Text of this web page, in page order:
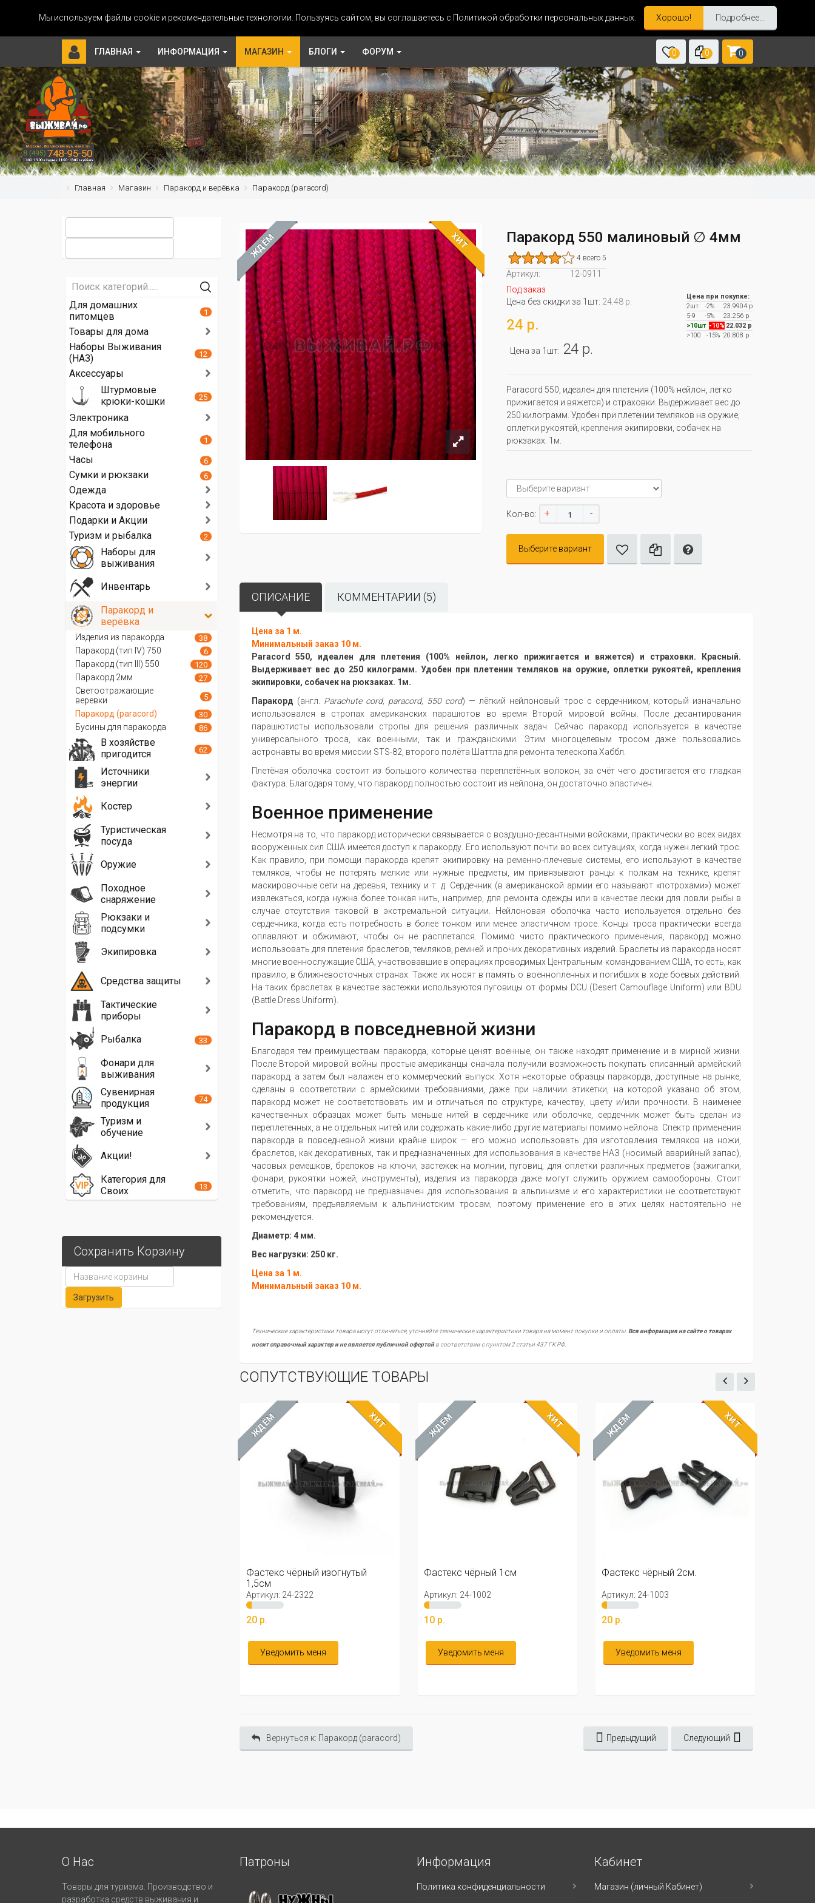
Мы используем файлы cookie и рекомендательные технологии. Пользуясь сайтом, вы соглашаетесь с Политикой обработки персональных данных. Хорошо! Подробнее...
ГЛАВНАЯ ИНФОРМАЦИЯ МАГАЗИН БЛОГИ ФОРУМ 0 0 0
Главная Магазин Паракорд и верёвка Паракорд (paracord)
ЖДЁМ ХИТ Паракорд 550 малиновый ∅ 4мм
4 всего 5
Артикул:
12-0911
Под заказ
Цена без скидки за 1шт: 24.48 р.
24 р.
Цена за 1шт: 24 р.
Цена при покупке:
2шт
-2%
23.9904 р
5-9
-5%
23.256 р
>10шт -10% 22.032 р
>100
-15%20.808 р
Paracord 550, идеален для плетения (100% нейлон, легко
прижигается и вяжется) и страховки. Выдерживает вес до
250 килограмм. Удобен при плетении темляков на оружие,
оплетки рукоятей, крепления экипировки, собачек на
рюкзаках. 1м.
Кол-во: + -
Выберите вариант
ОПИСАНИЕ КОММЕНТАРИИ (5)
Цена за 1 м.
Минимальный заказ 10 м.
Paracord 550, идеален для плетения (100% нейлон, легко прижигается и вяжется) и страховки. Красный.
Выдерживает вес до 250 килограмм. Удобен при плетении темляков на оружие, оплетки рукоятей, крепления
экипировки, собачек на рюкзаках. 1м.
Паракорд (англ. Parachute cord, paracord, 550 cord) — лёгкий нейлоновый трос с сердечником, который изначально
использовался в стропах американских парашютов во время Второй мировой войны. После десантирования
парашютисты использовали стропы для решения различных задач. Сейчас паракорд используется в качестве
универсального троса, как военными, так и гражданскими. Этим многоцелевым тросом даже пользовались
астронавты во время миссии STS-82, второго полёта Шаттла для ремонта телескопа Хаббл.
Плетёная оболочка состоит из большого количества переплетённых волокон, за счёт чего достигается его гладкая
фактура. Благодаря тому, что паракорд полностью состоит из нейлона, он достаточно эластичен.
Военное применение
Несмотря на то, что паракорд исторически связывается с воздушно-десантными войсками, практически во всех видах
вооруженных сил США имеется доступ к паракорду. Его используют почти во всех ситуациях, когда нужен легкий трос.
Как правило, при помощи паракорда крепят экипировку на ременно-плечевые системы, его используют в качестве
темляков, чтобы не потерять мелкие или нужные предметы, им привязывают ранцы к полкам на технике, крепят
маскировочные сети на деревья, технику и т. д. Сердечник (в американской армии его называют «потрохами») может
извлекаться, когда нужна более тонкая нить, например, для ремонта одежды или в качестве лески для ловли рыбы в
случае отсутствия таковой в экстремальной ситуации. Нейлоновая оболочка часто используется отдельно без
сердечника, когда есть потребность в более тонком или менее эластичном тросе. Концы троса практически всегда
оплавляют и обжимают, чтобы он не расплетался. Помимо чисто практического применения, паракорд можно
использовать для плетения браслетов, темляков, ремней и прочих декоративных изделий. Браслеты из паракорда носят
многие военнослужащие США, участвовавшие в операциях проводимых Центральным командованием США, то есть, как
правило, в ближневосточных странах. Также их носят в память о военнопленных и погибших в ходе боевых действий.
На таких браслетах в качестве застежки используются пуговицы от формы DCU (Desert Camouflage Uniform) или BDU
(Battle Dress Uniform).
Паракорд в повседневной жизни
Благодаря тем преимуществам паракорда, которые ценят военные, он также находят применение и в мирной жизни.
После Второй мировой войны простые американцы сначала получили возможность покупать списанный армейский
паракорд, а затем был налажен его коммерческий выпуск. Хотя некоторые образцы паракорда, доступные на рынке,
сделаны в соответствии с армейскими требованиями, даже при наличии этикетки, на которой указано об этом,
паракорд может не соответствовать им и отличаться по структуре, качеству, цвету и/или прочности. В наименее
качественных образцах может быть меньше нитей в сердечнике или оболочке, сердечник может быть сделан из
переплетенных, а не отдельных нитей или содержать какие-либо другие материалы помимо нейлона. Спектр применения
паракорда в повседневной жизни крайне широк — его можно использовать для изготовления темляков на ножи,
браслетов, как декоративных, так и предназначенных для использования в качестве НАЗ (носимый аварийный запас),
часовых ремешков, брелоков на ключи, застежек на молнии, пуговиц, для оплетки различных предметов (зажигалки,
фонари, рукоятки ножей, инструменты), изделия из паракорда даже могут служить оружием самообороны. Стоит
отметить, что паракорд не предназначен для использования в альпинизме и его характеристики не соответствуют
требованиям, предъявляемым к альпинистским тросам, поэтому применение его в этих целях настоятельно не
рекомендуется.
Диаметр: 4 мм.
Вес нагрузки: 250 кг.
Цена за 1 м.
Минимальный заказ 10 м.
Технические характеристики товара могут отличаться, уточняйте технические характеристики товара на момент покупки и оплаты.Вся информация на сайте о товарах
носит справочный характер и не является публичной офертойв соответствии с пунктом 2 статьи 437 ГК РФ.
СОПУТСТВУЮЩИЕ ТОВАРЫ
ЖДЁМ ХИТ
Фастекс чёрный 1см
Артикул: 24-1002
10 р.
Уведомить меня
ЖДЁМ ХИТ
Фастекс чёрный 2см.
Артикул: 24-1003
20 р.
Уведомить меня
ЖДЁМ ХИТ
Бусина железная на паракорд
Артикул: 24-2449
28 р.
Уведомить меня
Вернуться к: Паракорд (paracord) Предыдущий Следующий
Для домашних
питомцев
1
Товары для дома
Наборы Выживания
(НАЗ)
12
Аксессуары
Штурмовые
крюки-кошки
25
Электроника
Для мобильного
телефона
1
Часы 6
Сумки и рюкзаки 6
Одежда
Красота и здоровье
Подарки и Акции
Туризм и рыбалка
2
Наборы для
выживания
Инвентарь
Паракорд и
верёвка
Изделия из паракорда 38
Паракорд (тип IV) 750 6
Паракорд (тип III) 550 120
Паракорд 2мм 27
Светоотражающие
веревки
5
Паракорд (paracord) 30
Бусины для паракорда 86
В хозяйстве
пригодится
62
Источники
энергии
Костер
Туристическая
посуда
Оружие
Походное
снаряжение
Рюкзаки и
подсумки
Экипировка
Средства защиты
Тактические
приборы
Рыбалка
33
Фонари для
выживания
Сувенирная
продукция
74
Туризм и
обучение
Акции!
Категория для
Своих
13
Сохранить Корзину
О Нас
Товары для туризма. Производство и
разработка средств выживания и
Патроны Информация
Политика конфиденциальности
Кабинет
Магазин (личный Кабинет)